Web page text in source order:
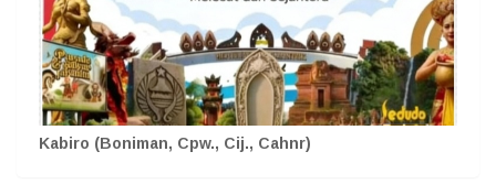
Kabiro (Boniman, Cpw., Cij., Cahnr)